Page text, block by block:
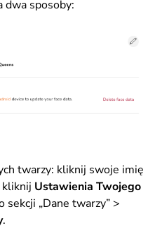
dwa sposoby:
twarzy: kliknij swoje imię
Ustawienia Twojego
sekcji „Dane twarzy” >
.